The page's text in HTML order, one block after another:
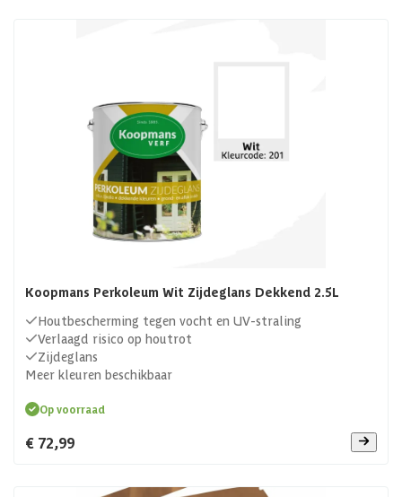
Koopmans Perkoleum Wit Zijdeglans Dekkend 2.5L
Houtbescherming tegen vocht en UV-straling
Verlaagd risico op houtrot
Zijdeglans
Meer kleuren beschikbaar
Op voorraad
€ 72,99